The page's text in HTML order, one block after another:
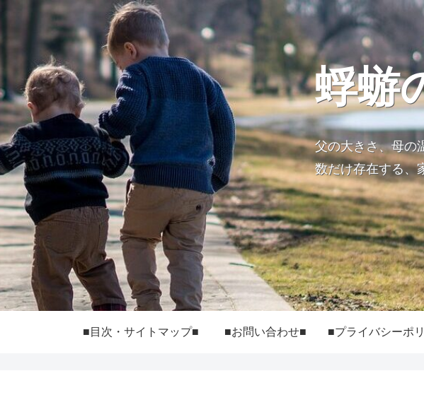
蜉蝣
父の大きさ、母の
数だけ存在する、
■目次・サイトマップ■ ■お問い合わせ■